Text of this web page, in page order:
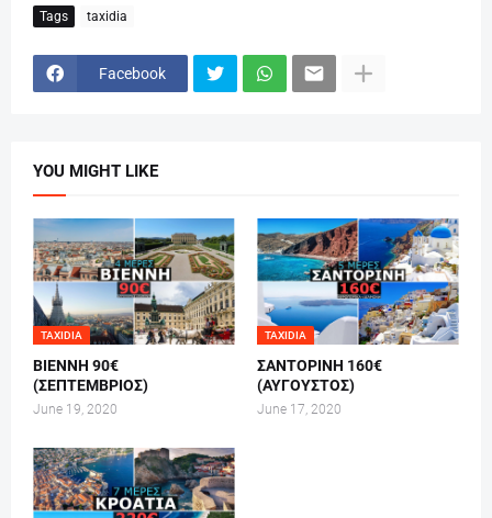
Tags taxidia
Facebook
YOU MIGHT LIKE
TAXIDIA
ΒΙΕΝΝΗ 90€
(ΣΕΠΤΕΜΒΡΙΟΣ)
June 19, 2020
TAXIDIA
ΣΑΝΤΟΡΙΝΗ 160€
(ΑΥΓΟΥΣΤΟΣ)
June 17, 2020